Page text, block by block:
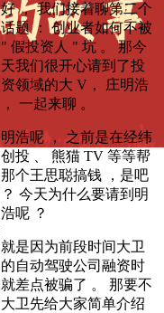
好 ， 我们接着聊第二个
话题 ： 创业者如何不被
" 假投资人 " 坑 。 那今
天我们很开心请到了投
资领域的大 V， 庄明浩
， 一起来聊 。
明浩呢 ， 之前是在经纬
创投 、 熊猫 TV 等等帮
那个王思聪搞钱 ，是吧
？ 今天为什么要请到明
浩呢 ？
就是因为前段时间大卫
的自动驾驶公司融资时
就差点被骗了 。 那要不
大卫先给大家简单介绍